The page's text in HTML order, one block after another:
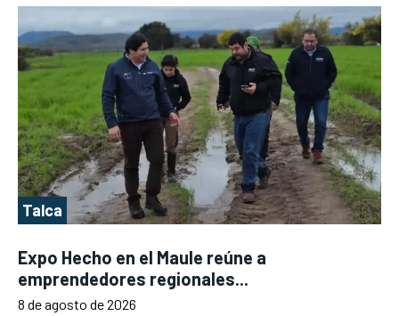
Talca
Expo Hecho en el Maule reúne a
emprendedores regionales...
8 de agosto de 2026